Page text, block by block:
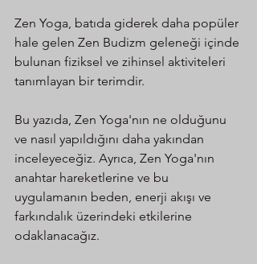
Zen Yoga, batıda giderek daha popüler
hale gelen Zen Budizm geleneği içinde
bulunan fiziksel ve zihinsel aktiviteleri
tanımlayan bir terimdir.
Bu yazıda, Zen Yoga'nın ne olduğunu
ve nasıl yapıldığını daha yakından
inceleyeceğiz. Ayrıca, Zen Yoga'nın
anahtar hareketlerine ve bu
uygulamanın beden, enerji akışı ve
farkındalık üzerindeki etkilerine
odaklanacağız.